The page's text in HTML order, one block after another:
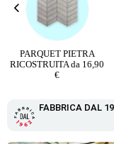
PARQUET PIETRA
RICOSTRUITA da 16,90
€
FABBRICA DAL